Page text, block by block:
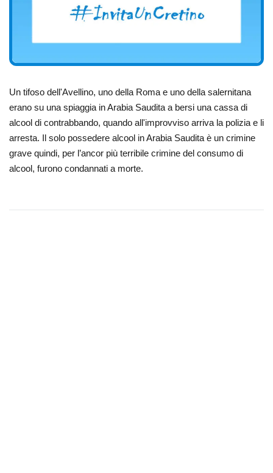
Un tifoso dell'Avellino, uno della Roma e uno della salernitana
erano su una spiaggia in Arabia Saudita a bersi una cassa di
alcool di contrabbando, quando all'improvviso arriva la polizia e li
arresta. Il solo possedere alcool in Arabia Saudita è un crimine
grave quindi, per l’ancor più terribile crimine del consumo di
alcool, furono condannati a morte.